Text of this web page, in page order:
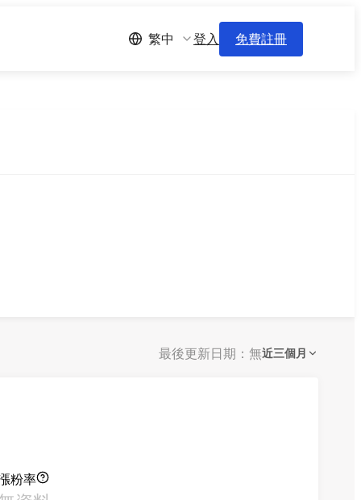
繁中 登入 免費註冊
最後更新日期：無近三個月
粉率